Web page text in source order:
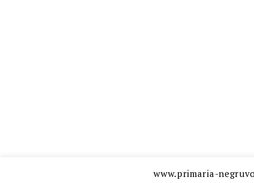
www.primaria-